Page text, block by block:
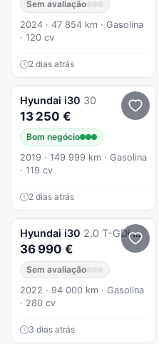
Sem avaliação
2024 · 47 854 km · Gasolina
· 120 cv
2 dias atrás
Hyundai i30 30
13 250 €
Bom negócio
2019 · 149 999 km · Gasolina
· 119 cv
2 dias atrás
Hyundai i30 2.0 T-GDi Pack Performance 8DCT
36 990 €
Sem avaliação
2022 · 94 000 km · Gasolina
· 280 cv
3 dias atrás